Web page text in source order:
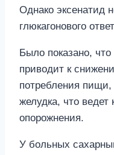
Однако эксенатид
глюкагонового
Было показано,
приводит к
потребления пищи,
желудка, что
опорожнения.
У больных